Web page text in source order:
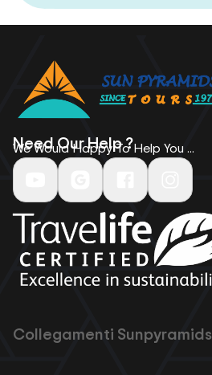
Need Our Help ?
We Would Happy To Help You ...
Collegamenti Sunpyramids